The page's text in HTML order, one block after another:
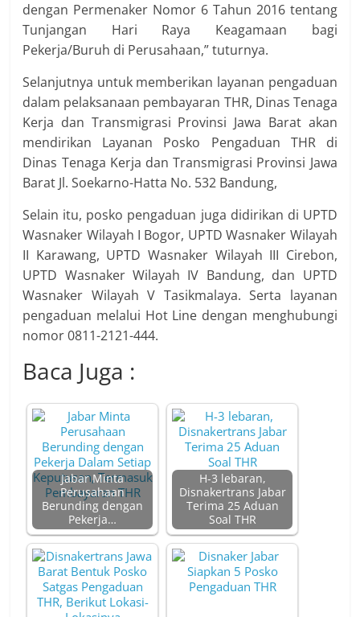
dengan Permenaker Nomor 6 Tahun 2016 tentang
Tunjangan Hari Raya Keagamaan bagi
Pekerja/Buruh di Perusahaan,” tuturnya.
Selanjutnya untuk memberikan layanan pengaduan
dalam pelaksanaan pembayaran THR, Dinas Tenaga
Kerja dan Transmigrasi Provinsi Jawa Barat akan
mendirikan Layanan Posko Pengaduan THR di
Dinas Tenaga Kerja dan Transmigrasi Provinsi Jawa
Barat Jl. Soekarno-Hatta No. 532 Bandung,
Selain itu, posko pengaduan juga didirikan di UPTD
Wasnaker Wilayah I Bogor, UPTD Wasnaker Wilayah
II Karawang, UPTD Wasnaker Wilayah III Cirebon,
UPTD Wasnaker Wilayah IV Bandung, dan UPTD
Wasnaker Wilayah V Tasikmalaya. Serta layanan
pengaduan melalui Hot Line dengan menghubungi
nomor 0811-2121-444.
Baca Juga :
Jabar Minta
Perusahaan
Berunding dengan
Pekerja…
H-3 lebaran,
Disnakertrans Jabar
Terima 25 Aduan
Soal THR